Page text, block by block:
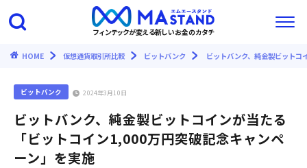
フィンテックが変える新しいお金のカタチ
HOME 仮想通貨取引所比較 ビットバンク ビットバンク、純金製ビットコ
ビットバンク 2024年3月10日
ビットバンク、純金製ビットコインが当たる
「ビットコイン1,000万円突破記念キャンペ
ーン」を実施